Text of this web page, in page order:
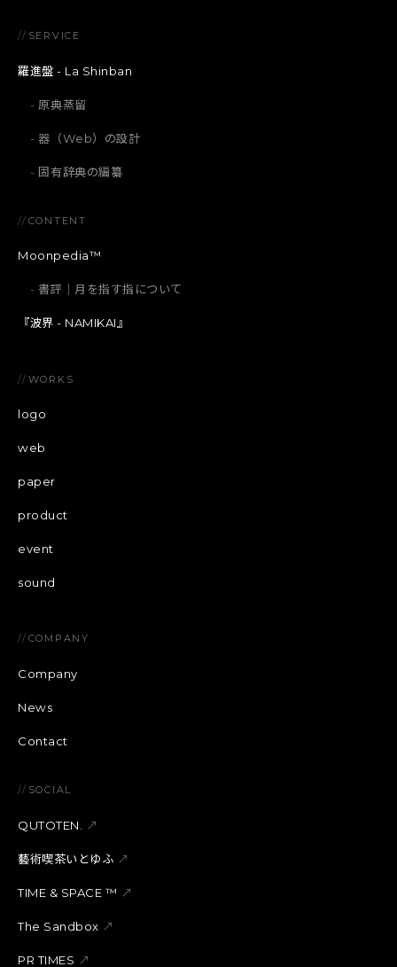
// SERVICE
羅進盤 - La Shinban
原典蒸留
器（Web）の設計
固有辞典の編纂
// CONTENT
Moonpedia™
書評｜月を指す指について
『波界 - NAMIKAI』
// WORKS
logo
web
paper
product
event
sound
// COMPANY
Company
News
Contact
// SOCIAL
QUTOTEN. ↗
藝術喫茶いとゆふ ↗
TIME & SPACE ™︎ ↗
The Sandbox ↗
PR TIMES ↗